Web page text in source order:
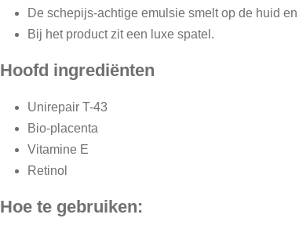
De schepijs-achtige emulsie smelt op de huid
Bij het product zit een luxe spatel.
Hoofd ingrediënten
Unirepair T-43
Bio-placenta
Vitamine E
Retinol
Hoe te gebruiken: